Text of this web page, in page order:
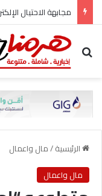
مجابهة الاحتيال
بحث عن
الرئيسية/مال واعمال
مال واعمال